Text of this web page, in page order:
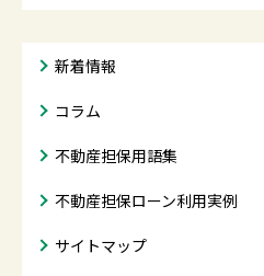
新着情報
コラム
不動産担保用語集
不動産担保ローン利用実例
サイトマップ